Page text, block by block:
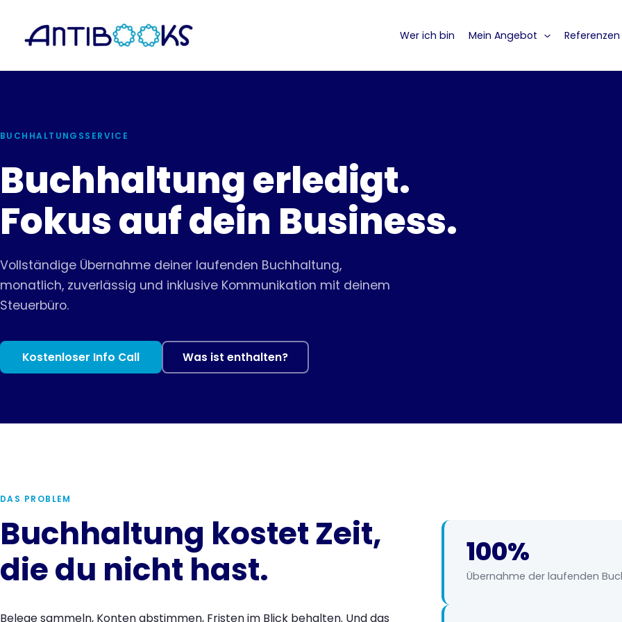
springen
Wer ich bin Mein Angebot Referenzen
BUCHHALTUNGSSERVICE
Buchhaltung erledigt.
Fokus auf dein Business.
Vollständige Übernahme deiner laufenden Buchhaltung,
monatlich, zuverlässig und inklusive Kommunikation mit deinem
Steuerbüro.
Kostenloser Info Call Was ist enthalten?
DAS PROBLEM
Buchhaltung kostet Zeit,
die du nicht hast.
Belege sammeln, Konten abstimmen, Fristen im Blick behalten. Und das
100%
Übernahme der laufenden